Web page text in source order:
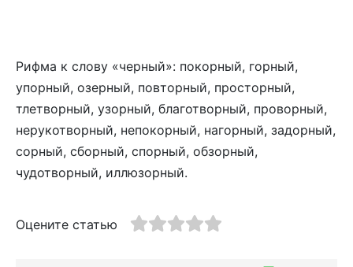
Рифма к слову «черный»: покорный, горный,
упорный, озерный, повторный, просторный,
тлетворный, узорный, благотворный, проворный,
нерукотворный, непокорный, нагорный, задорный,
сорный, сборный, спорный, обзорный,
чудотворный, иллюзорный.
Оцените статью